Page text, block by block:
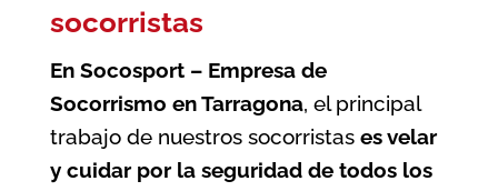
socorristas
En Socosport – Empresa de
Socorrismo en Tarragona, el principal
trabajo de nuestros socorristas es velar
y cuidar por la seguridad de todos los